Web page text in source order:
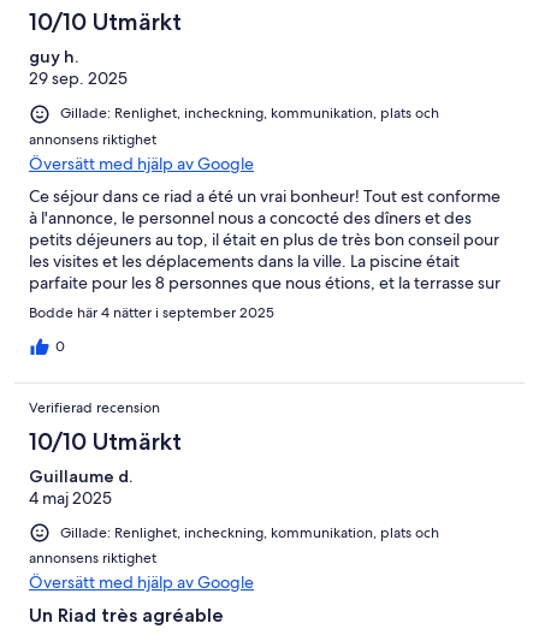
10/10 Utmärkt
guy h.
29 sep. 2025
Gillade: Renlighet, incheckning, kommunikation, plats och
annonsens riktighet
Översätt med hjälp av Google
Ce séjour dans ce riad a été un vrai bonheur! Tout est conforme
à l'annonce, le personnel nous a concocté des dîners et des
petits déjeuners au top, il était en plus de très bon conseil pour
les visites et les déplacements dans la ville. La piscine était
parfaite pour les 8 personnes que nous étions, et la terrasse sur
le toit un endroit idéal et calme (d'ailleurs l'ensemble du riad est
super calme dans une petite rue tranquille de la Kasbah, avec
marché local à proximité) pour apprécier la détente et le repos
fortement!
Bodde här 4 nätter i september 2025
0
Verifierad recension
10/10 Utmärkt
Guillaume d.
4 maj 2025
Gillade: Renlighet, incheckning, kommunikation, plats och
annonsens riktighet
Översätt med hjälp av Google
Un Riad très agréable